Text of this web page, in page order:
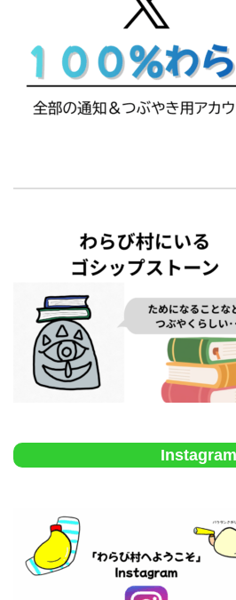
Instagram